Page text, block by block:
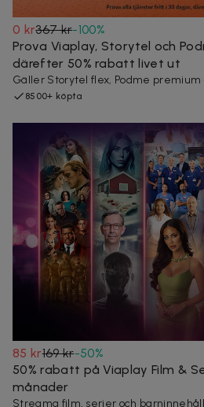
0 kr367 kr-100%
Prova Viaplay, Storytel och
därefter 50% rabatt livet ut
Gäller Storytel flex, Podme
8500+ köpta
85 kr169 kr-50%
50% rabatt på Viaplay Film &
månader
Streama film, serier och barninnehåll